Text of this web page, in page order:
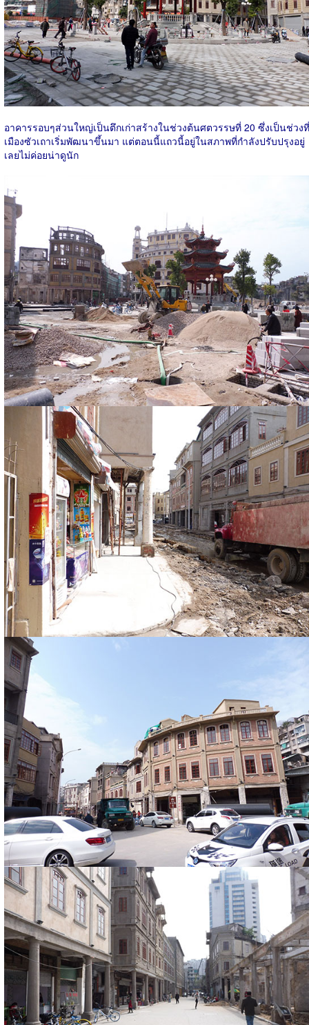
อาคารรอบๆส่วนใหญ่เป็นตึกเก่าสร้างในช่วงต้นศตวรรษที่ 20 ซึ่งเป็นช่วงที่
เมืองซัวเถาเริ่มพัฒนาขึ้นมา แต่ตอนนี้แถวนี้อยู่ในสภาพที่กำลังปรับปรุงอยู่
เลยไม่ค่อยน่าดูนัก